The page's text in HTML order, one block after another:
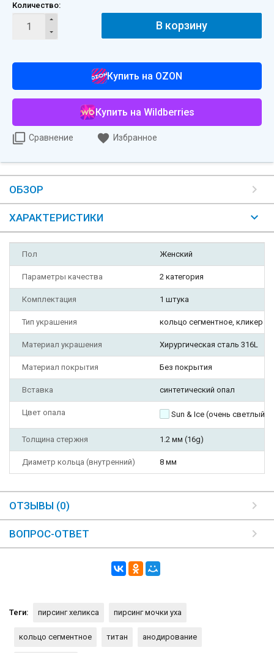
Количество:
В корзину
Купить на OZON
Купить на Wildberries
Сравнение Избранное
ОБЗОР
ХАРАКТЕРИСТИКИ
Пол Женский
Параметры качества 2 категория
Комплектация 1 штука
Тип украшения кольцо сегментное, кликер
Материал украшения Хирургическая сталь 316L
Материал покрытия Без покрытия
Вставка синтетический опал
Цвет опала Sun & Ice (очень светлый
Толщина стержня 1.2 мм (16g)
Диаметр кольца (внутренний) 8 мм
ОТЗЫВЫ (0)
ВОПРОС-ОТВЕТ
Теги: пирсинг хеликса пирсинг мочки уха
кольцо сегментное титан анодирование